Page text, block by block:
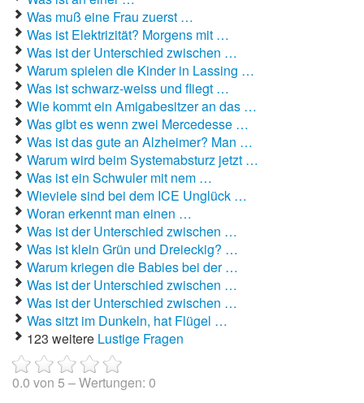
Arztwitze
Autoaufkleber Sprüche
Bankerwitze
Bart Simpson Sprüche
Bauernregeln
Bauernwitze
Bayern Witze
Beamtenwitze
Bierwitze
Bill Clinton Witze
Blondinenwitze
Was muß eine Frau zuerst …
Was ist Elektrizität? Morgens mit …
Was ist der Unterschied zwischen …
Warum spielen die Kinder in Lassing …
Was ist schwarz-weiss und fliegt …
Wie kommt ein Amigabesitzer an das …
Was gibt es wenn zwei Mercedesse …
Was ist das gute an Alzheimer? Man …
Warum wird beim Systemabsturz jetzt …
Was ist ein Schwuler mit nem …
Wieviele sind bei dem ICE Unglück …
Woran erkennt man einen …
Was ist der Unterschied zwischen …
Was ist klein Grün und Dreieckig? …
Warum kriegen die Babies bei der …
Was ist der Unterschied zwischen …
Was ist der Unterschied zwischen …
Was sitzt im Dunkeln, hat Flügel …
123 weitere Lustige Fragen
0.0 von 5 – Wertungen: 0